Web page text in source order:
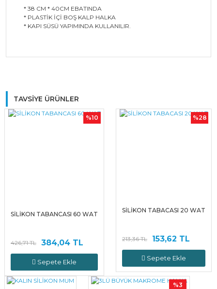
* 38 CM * 40CM EBATINDA
* PLASTİK İÇİ BOŞ KALP HALKA
* KAPI SÜSÜ YAPIMINDA KULLANILIR.
Yorum Yaz
TAVSİYE ÜRÜNLER
%10
SİLİKON TABANCASI 60 WAT
426,71 TL 384,04 TL
Sepete Ekle
%28
SİLİKON TABACASI 20 WAT
213,36 TL 153,62 TL
Sepete Ekle
%3